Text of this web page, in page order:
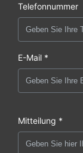
Telefonnummer
E-Mail *
Mitteilung *